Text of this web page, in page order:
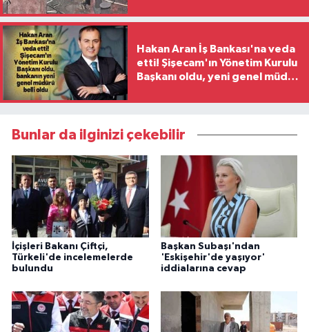
Hakan Aran İş Bankası'na veda
etti! Şişecam'ın Yönetim Kurulu
Başkanı oldu, yeni genel müdür
Bunlar da ilginizi çekebilir
İçişleri Bakanı Çiftçi,
Türkeli'de incelemelerde
bulundu
Başkan Subaşı'ndan
'Eskişehir'de yaşıyor'
iddialarına cevap